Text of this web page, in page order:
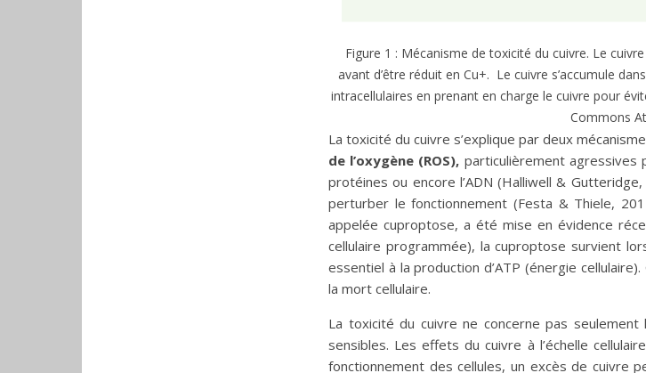
Figure 1 : Mécanisme de toxicité du cuivre. Le
avant d’être réduit en Cu+. Le cuivre s’accumule
intracellulaires en prenant en charge le cuivre pour
Commons
La toxicité du cuivre s’explique par deux
de l’oxygène (ROS), particulièrement agressives
protéines ou encore l’ADN (Halliwell &
perturber le fonctionnement (Festa & Thiele,
appelée cuproptose, a été mise en évidence
cellulaire programmée), la cuproptose survient
essentiel à la production d’ATP (énergie
la mort cellulaire.
La toxicité du cuivre ne concerne pas
sensibles. Les effets du cuivre à l’échelle
fonctionnement des cellules, un excès de cuivre